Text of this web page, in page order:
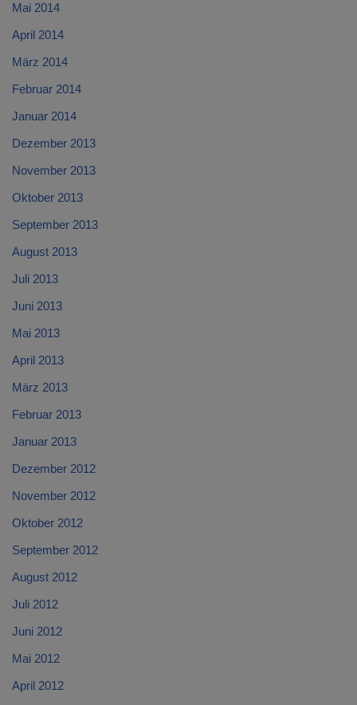
Mai 2014
April 2014
März 2014
Februar 2014
Januar 2014
Dezember 2013
November 2013
Oktober 2013
September 2013
August 2013
Juli 2013
Juni 2013
Mai 2013
April 2013
März 2013
Februar 2013
Januar 2013
Dezember 2012
November 2012
Oktober 2012
September 2012
August 2012
Juli 2012
Juni 2012
Mai 2012
April 2012